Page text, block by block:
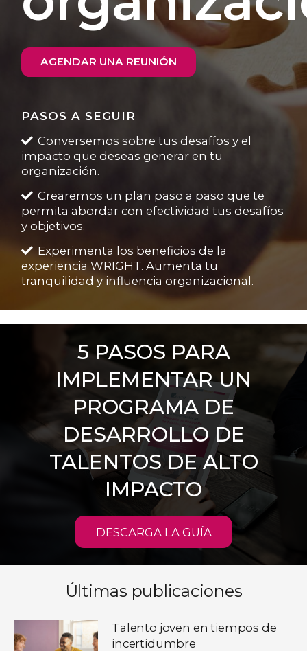
AGENDAR UNA REUNIÓN
PASOS A SEGUIR
Conversemos sobre tus desafíos y el
impacto que deseas generar en tu
organización.
Crearemos un plan paso a paso que te
permita abordar con efectividad tus desafíos
y objetivos.
Experimenta los beneficios de la
experiencia WRIGHT. Aumenta tu
tranquilidad y influencia organizacional.
5 PASOS PARA
IMPLEMENTAR UN
PROGRAMA DE
DESARROLLO DE
TALENTOS DE ALTO
IMPACTO
DESCARGA LA GUÍA
Últimas publicaciones
Talento joven en tiempos de
incertidumbre